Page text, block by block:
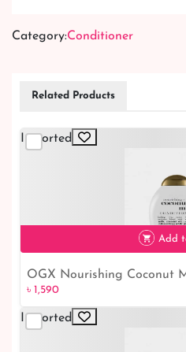
Category:Conditioner
Related Products
Imported
৳ 1,590
Add
OGX Nourishing Coconut
৳ 1,590
Imported